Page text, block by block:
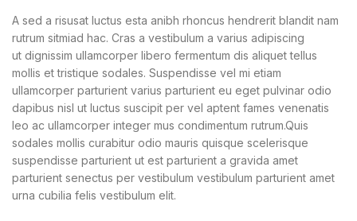
A sed a risusat luctus esta anibh rhoncus hendrerit blandit nam
rutrum sitmiad hac. Cras a vestibulum a varius adipiscing
ut dignissim ullamcorper libero fermentum dis aliquet tellus
mollis et tristique sodales. Suspendisse vel mi etiam
ullamcorper parturient varius parturient eu eget pulvinar odio
dapibus nisl ut luctus suscipit per vel aptent fames venenatis
leo ac ullamcorper integer mus condimentum rutrum.Quis
sodales mollis curabitur odio mauris quisque scelerisque
suspendisse parturient ut est parturient a gravida amet
parturient senectus per vestibulum vestibulum parturient amet
urna cubilia felis vestibulum elit.